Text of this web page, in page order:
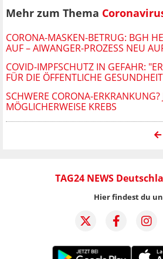
Mehr zum Thema
CORONA-MASKEN-BETRUG: BGH
AUF – AIWANGER-PROZESS NEU
COVID-IMPFSCHUTZ IN GEFAHR:
FÜR DIE ÖFFENTLICHE
SCHWERE CORONA-ERKRANKUNG?
MÖGLICHERWEISE KREBS
TAG24 NEWS
Hier findest du